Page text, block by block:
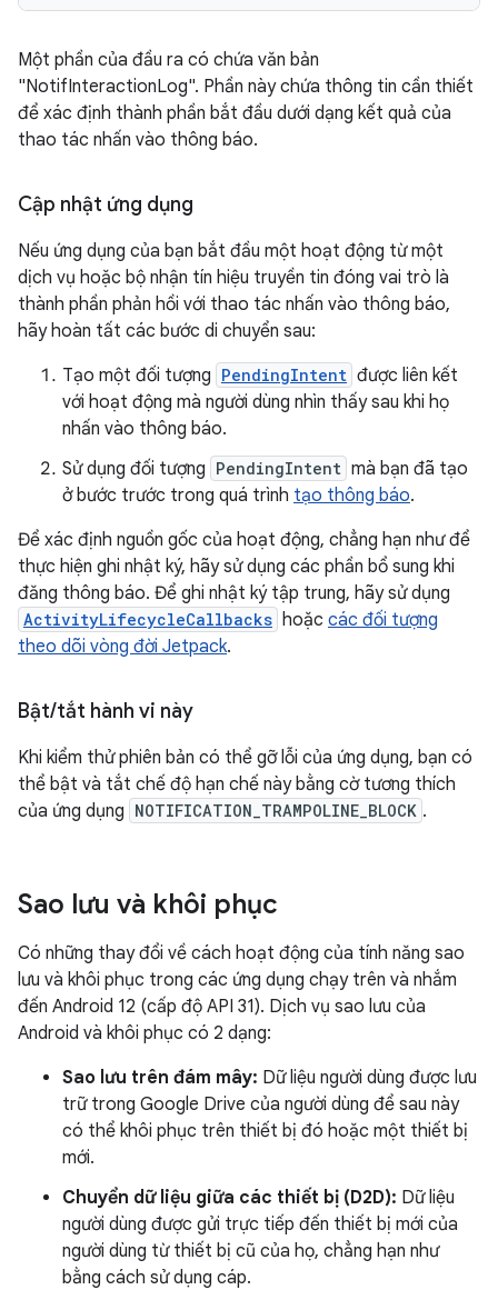
Một phần của đầu ra có chứa văn bản
"NotifInteractionLog". Phần này chứa thông tin cần thiết
để xác định thành phần bắt đầu dưới dạng kết quả của
thao tác nhấn vào thông báo.
Cập nhật ứng dụng
Nếu ứng dụng của bạn bắt đầu một hoạt động từ một
dịch vụ hoặc bộ nhận tín hiệu truyền tin đóng vai trò là
thành phần phản hồi với thao tác nhấn vào thông báo,
hãy hoàn tất các bước di chuyển sau:
Tạo một đối tượng PendingIntent được liên kết
với hoạt động mà người dùng nhìn thấy sau khi họ
nhấn vào thông báo.
Sử dụng đối tượng PendingIntent mà bạn đã tạo
ở bước trước trong quá trình tạo thông báo.
Để xác định nguồn gốc của hoạt động, chẳng hạn như để
thực hiện ghi nhật ký, hãy sử dụng các phần bổ sung khi
đăng thông báo. Để ghi nhật ký tập trung, hãy sử dụng
ActivityLifecycleCallbacks hoặc các đối tượng
theo dõi vòng đời Jetpack.
Bật/tắt hành vi này
Khi kiểm thử phiên bản có thể gỡ lỗi của ứng dụng, bạn có
thể bật và tắt chế độ hạn chế này bằng cờ tương thích
của ứng dụng NOTIFICATION_TRAMPOLINE_BLOCK .
Sao lưu và khôi phục
Có những thay đổi về cách hoạt động của tính năng sao
lưu và khôi phục trong các ứng dụng chạy trên và nhắm
đến Android 12 (cấp độ API 31). Dịch vụ sao lưu của
Android và khôi phục có 2 dạng:
Sao lưu trên đám mây: Dữ liệu người dùng được lưu
trữ trong Google Drive của người dùng để sau này
có thể khôi phục trên thiết bị đó hoặc một thiết bị
mới.
Chuyển dữ liệu giữa các thiết bị (D2D): Dữ liệu
người dùng được gửi trực tiếp đến thiết bị mới của
người dùng từ thiết bị cũ của họ, chẳng hạn như
bằng cách sử dụng cáp.